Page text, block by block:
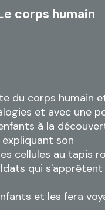
corps humain
du corps humain
et avec une
à la
son
cellules au tapis
qui s'apprêtent
et les fera